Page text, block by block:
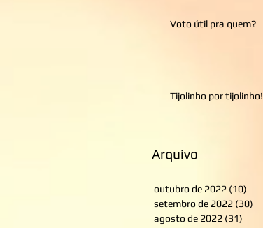
Voto útil pra quem?
Tijolinho por tijolinho!
Arquivo
outubro de 2022 (10)
setembro de 2022 (30)
agosto de 2022 (31)